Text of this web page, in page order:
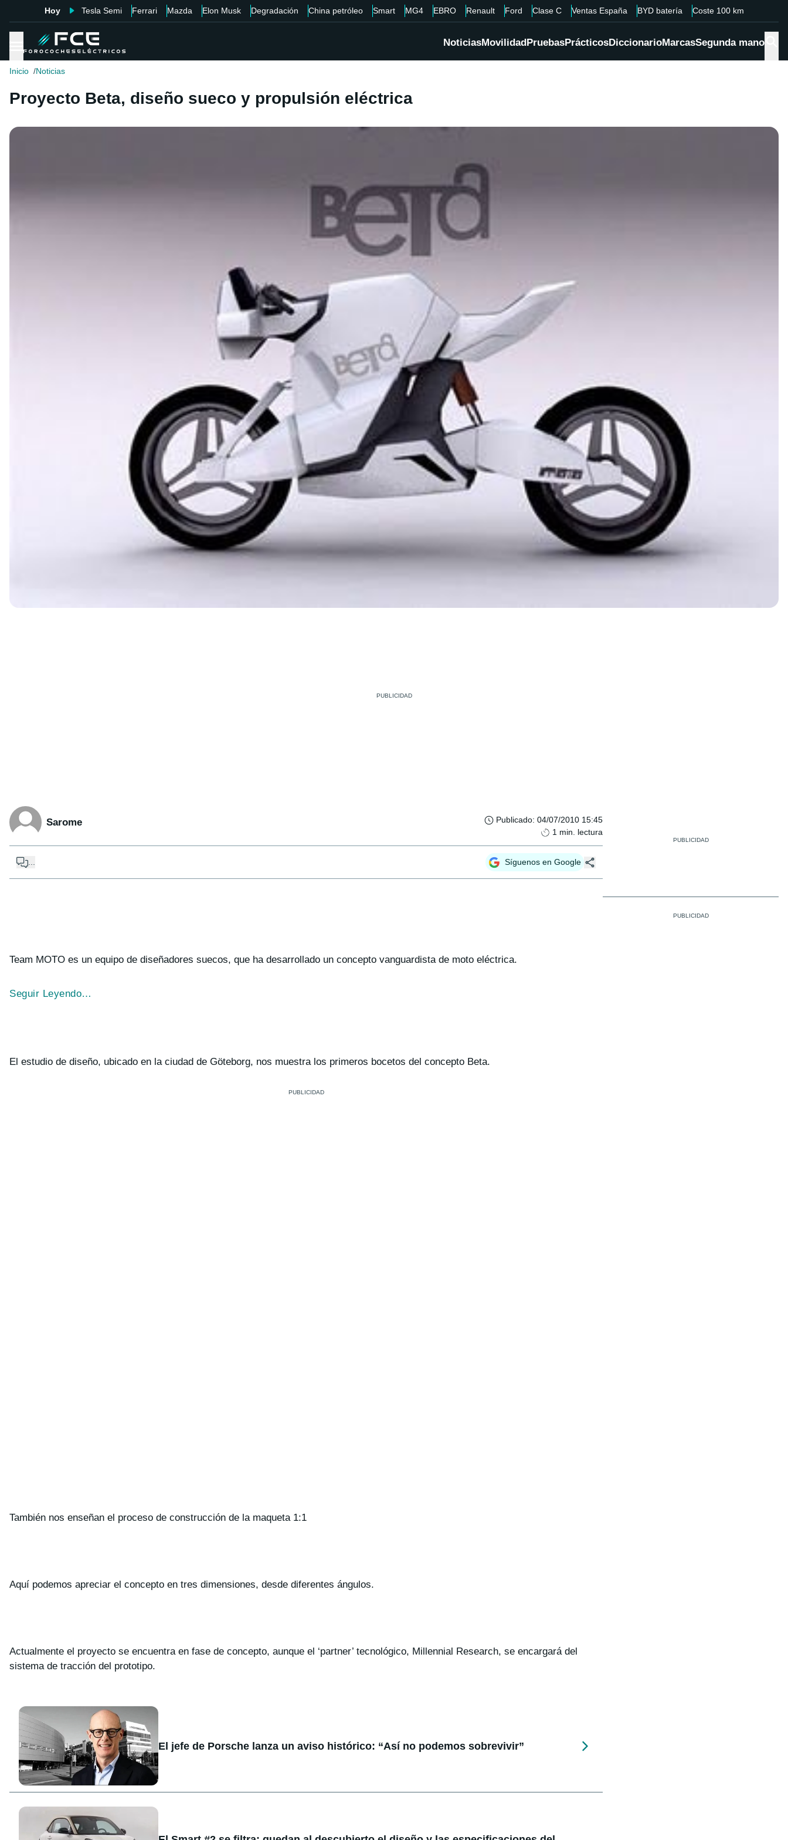
Hoy Tesla Semi Ferrari Mazda Elon Musk Degradación China petróleo Smart MG4 EBRO Renault Ford Clase C Ventas España BYD batería Coste 100 km
NoticiasMovilidadPruebasPrácticosDiccionarioMarcasSegunda mano
Inicio Noticias
Proyecto Beta, diseño sueco y propulsión eléctrica
Sarome Publicado: 04/07/2010 15:45
1 min. lectura
Síguenos en Google
Team MOTO es un equipo de diseñadores suecos, que ha desarrollado un concepto vanguardista de moto eléctrica.
Seguir Leyendo…
El estudio de diseño, ubicado en la ciudad de Göteborg, nos muestra los primeros bocetos del concepto Beta.
También nos enseñan el proceso de construcción de la maqueta 1:1
Aquí podemos apreciar el concepto en tres dimensiones, desde diferentes ángulos.
Actualmente el proyecto se encuentra en fase de concepto, aunque el ‘partner’ tecnológico, Millennial Research, se encargará del
sistema de tracción del prototipo.
El jefe de Porsche lanza un aviso histórico: “Así no podemos sobrevivir”